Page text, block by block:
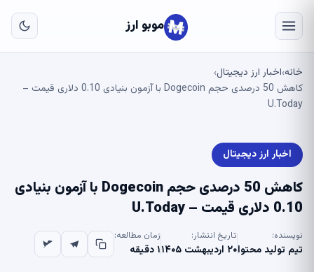
موبو ارز
خانه›اخبار ارز دیجیتال›
کاهش 50 درصدی حجم Dogecoin با آزمون بنیادی 0.10 دلاری قیمت –
U.Today
اخبار ارز دیجیتال
کاهش 50 درصدی حجم Dogecoin با آزمون بنیادی
0.10 دلاری قیمت – U.Today
نویسنده:
تیم تولید محتوا
تاریخ انتشار:
۲۰ اردیبهشت ۱۴۰۵
زمان مطالعه:
۱ دقیقه